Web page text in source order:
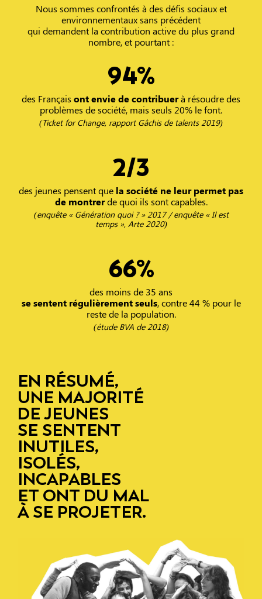
Nous sommes confrontés à des défis sociaux et
environnementaux sans précédent
qui demandent la contribution active du plus grand
nombre, et pourtant :
94%
des Français ont envie de contribuerà résoudre des
problèmes de société, mais seuls 20% le font.
(Ticket for Change, rapport Gâchis de talents 2019)
2/3
des jeunes pensent que la société ne leur permet pas
de montrerde quoi ils sont capables.
(enquête « Génération quoi ? » 2017 / enquête « Il est
temps », Arte 2020)
66%
des moins de 35 ans
se sentent régulièrement seuls, contre 44 % pour le
reste de la population.
(étude BVA de 2018)
EN RÉSUMÉ,
UNE MAJORITÉ
DE JEUNES
SE SENTENT
INUTILES,
ISOLÉS,
INCAPABLES
ET ONT DU MAL
À SE PROJETER.